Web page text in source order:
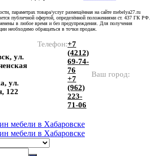
параметрах товара/услуг размещённая на сайте mebelya27.ru
публичной офертой, определённой положениями ст. 437 ГК РФ.
в любое время и без предупреждения. Для получения
необходимо обращаться в точки продаж.
ул.
ул.
122
Телефон:+7
(4212)
69-74-
76
+7
(962)
223-
71-06
Ваш город: